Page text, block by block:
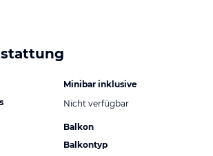
Minibar inklusive
Nicht verfügbar
Balkon
Balkontyp